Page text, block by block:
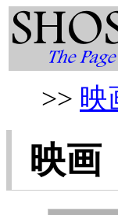
>> 映
映画